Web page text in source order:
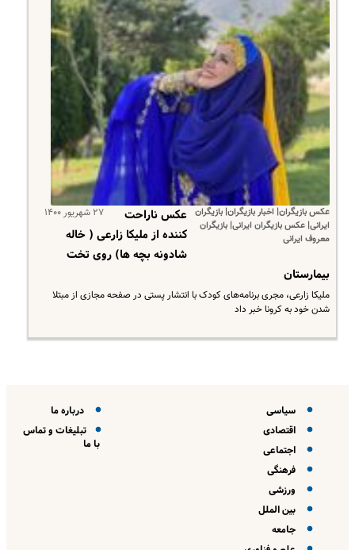
عکس بازیگران| اخبار بازیگران| بازیگران
ایرانی| عکس بازیگران ایرانی| بازیگران
معروف ایرانی
۲۷ شهریور ۱۴۰۰
عکس ناراحت
کننده از ملیکا زارعی ( خاله
شادونه بچه ها) روی تخت
بیمارستان
ملیکا زارعی، مجری برنامه‌های کودک با انتشار پستی در صفحه مجازی از مبتلا
شدن خود به کرونا خبر داد
سیاسی
اقتصادی
اجتماعی
فرهنگی
ورزشی
بین الملل
جامعه
درباره ما
تبلیغات و تماس
با ما